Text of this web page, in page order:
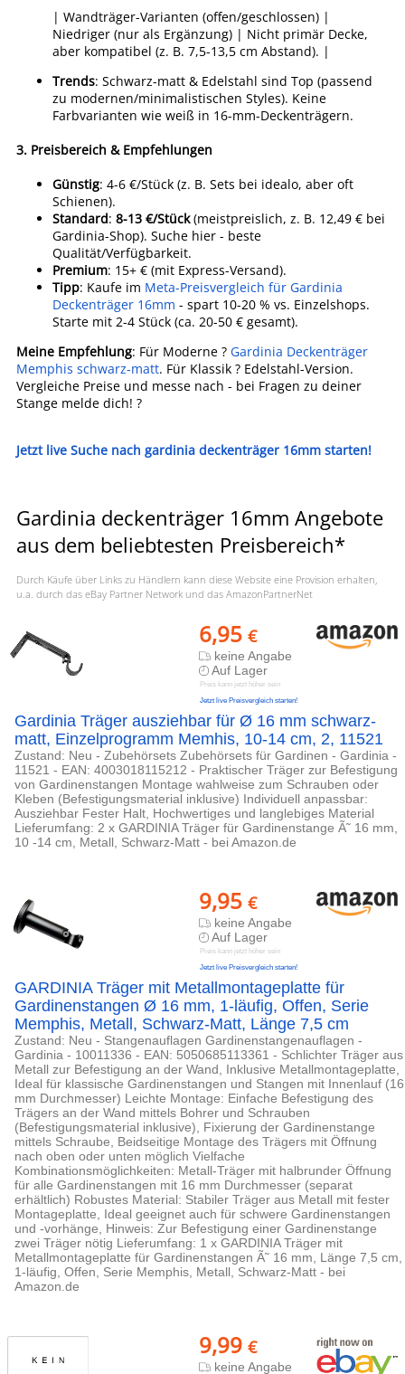
| Wandträger-Varianten (offen/geschlossen) |
Niedriger (nur als Ergänzung) | Nicht primär Decke,
aber kompatibel (z. B. 7,5-13,5 cm Abstand). |
Trends: Schwarz-matt & Edelstahl sind Top (passend
zu modernen/minimalistischen Styles). Keine
Farbvarianten wie weiß in 16-mm-Deckenträgern.
3. Preisbereich & Empfehlungen
Günstig: 4-6 €/Stück (z. B. Sets bei idealo, aber oft
Schienen).
Standard: 8-13 €/Stück(meistpreislich, z. B. 12,49 € bei
Gardinia-Shop). Suche hier - beste
Qualität/Verfügbarkeit.
Premium: 15+ € (mit Express-Versand).
Tipp: Kaufe im Meta-Preisvergleich für Gardinia
Deckenträger 16mm - spart 10-20 % vs. Einzelshops.
Starte mit 2-4 Stück (ca. 20-50 € gesamt).
Meine Empfehlung: Für Moderne ? Gardinia Deckenträger
Memphis schwarz-matt. Für Klassik ? Edelstahl-Version.
Vergleiche Preise und messe nach - bei Fragen zu deiner
Stange melde dich! ?
Jetzt live Suche nach gardinia deckenträger 16mm starten!
Gardinia deckenträger 16mm Angebote
aus dem beliebtesten Preisbereich*
Durch Käufe über Links zu Händlern kann diese Website eine Provision erhalten,
u.a. durch das eBay Partner Network und das AmazonPartnerNet
6,95 €
keine Angabe
Auf Lager
Preis kann jetzt höher sein
Jetzt live Preisvergleich starten!
Gardinia Träger ausziehbar für Ø 16 mm schwarz-
matt, Einzelprogramm Memhis, 10-14 cm, 2, 11521
Zustand: Neu - Zubehörsets Zubehörsets für Gardinen - Gardinia -
11521 - EAN: 4003018115212 - Praktischer Träger zur Befestigung
von Gardinenstangen Montage wahlweise zum Schrauben oder
Kleben (Befestigungsmaterial inklusive) Individuell anpassbar:
Ausziehbar Fester Halt, Hochwertiges und langlebiges Material
Lieferumfang: 2 x GARDINIA Träger für Gardinenstange Ã˜ 16 mm,
10 -14 cm, Metall, Schwarz-Matt - bei Amazon.de
9,95 €
keine Angabe
Auf Lager
Preis kann jetzt höher sein
Jetzt live Preisvergleich starten!
GARDINIA Träger mit Metallmontageplatte für
Gardinenstangen Ø 16 mm, 1-läufig, Offen, Serie
Memphis, Metall, Schwarz-Matt, Länge 7,5 cm
Zustand: Neu - Stangenauflagen Gardinenstangenauflagen -
Gardinia - 10011336 - EAN: 5050685113361 - Schlichter Träger aus
Metall zur Befestigung an der Wand, Inklusive Metallmontageplatte,
Ideal für klassische Gardinenstangen und Stangen mit Innenlauf (16
mm Durchmesser) Leichte Montage: Einfache Befestigung des
Trägers an der Wand mittels Bohrer und Schrauben
(Befestigungsmaterial inklusive), Fixierung der Gardinenstange
mittels Schraube, Beidseitige Montage des Trägers mit Öffnung
nach oben oder unten möglich Vielfache
Kombinationsmöglichkeiten: Metall-Träger mit halbrunder Öffnung
für alle Gardinenstangen mit 16 mm Durchmesser (separat
erhältlich) Robustes Material: Stabiler Träger aus Metall mit fester
Montageplatte, Ideal geeignet auch für schwere Gardinenstangen
und -vorhänge, Hinweis: Zur Befestigung einer Gardinenstange
zwei Träger nötig Lieferumfang: 1 x GARDINIA Träger mit
Metallmontageplatte für Gardinenstangen Ã˜ 16 mm, Länge 7,5 cm,
1-läufig, Offen, Serie Memphis, Metall, Schwarz-Matt - bei
Amazon.de
9,99 €
keine Angabe